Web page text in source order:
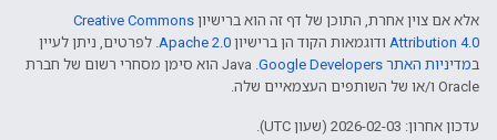
אלא אם צוין אחרת, התוכן של דף זה הוא ברישיון Creative Commons
Attribution 4.0 ודוגמאות הקוד הן ברישיון Apache 2.0 . לפרטים, ניתן לעיין
במדיניות האתר Google Developers‏
.‏ Java הוא סימן מסחרי רשום של חברת
Oracle ו/או של השותפים העצמאיים שלה.
עדכון אחרון: 2026-02-03 (שעון UTC).